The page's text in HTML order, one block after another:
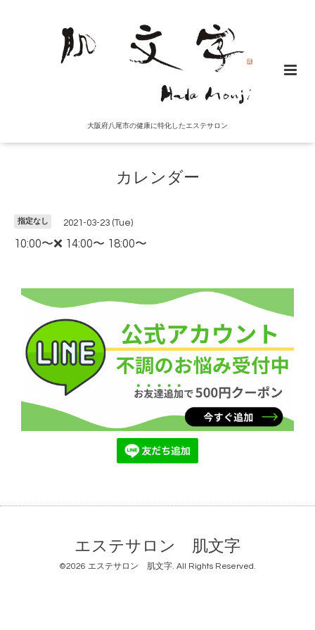
大阪府八尾市の健康に特化したエステサロン
カレンダー
指定なし 2021-03-23 (Tue)
10:00〜❌ 14:00〜 18:00〜
エステサロン 肌文字
©2026 エステサロン 肌文字. All Rights Reserved.